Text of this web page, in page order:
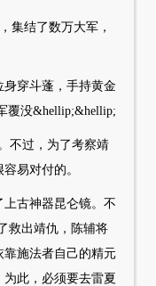
集结了数万大军，
穿斗蓬，手持黄金
覆没&hellip;&hellip;
不过，为了考察靖
易对付的。
古神器昆仑镜。不
救出靖仇，陈辅将
施法者自己的精元
此，必须要去雷夏